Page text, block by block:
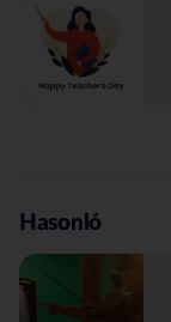
Hasonló